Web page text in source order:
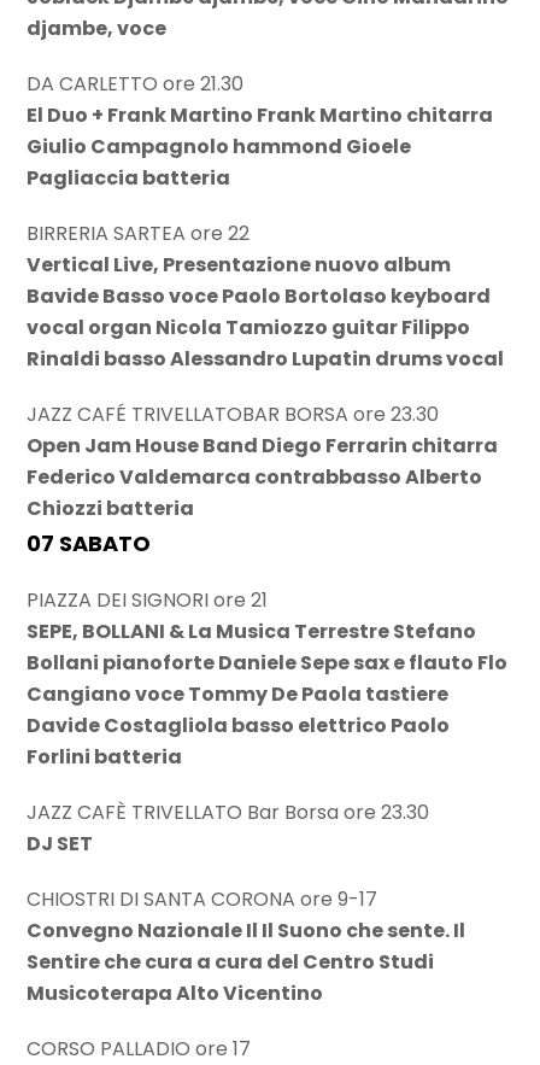
djambe, voce
DA CARLETTO ore 21.30
El Duo + Frank Martino Frank Martino chitarra
Giulio Campagnolo hammond Gioele
Pagliaccia batteria
BIRRERIA SARTEA ore 22
Vertical Live, Presentazione nuovo album
Bavide Basso voce Paolo Bortolaso keyboard
vocal organ Nicola Tamiozzo guitar Filippo
Rinaldi basso Alessandro Lupatin drums vocal
JAZZ CAFÉ TRIVELLATOBAR BORSA ore 23.30
Open Jam House Band Diego Ferrarin chitarra
Federico Valdemarca contrabbasso Alberto
Chiozzi batteria
07 SABATO
PIAZZA DEI SIGNORI ore 21
SEPE, BOLLANI & La Musica Terrestre Stefano
Bollani pianoforte Daniele Sepe sax e flauto Flo
Cangiano voce Tommy De Paola tastiere
Davide Costagliola basso elettrico Paolo
Forlini batteria
JAZZ CAFÈ TRIVELLATO Bar Borsa ore 23.30
DJ SET
CHIOSTRI DI SANTA CORONA ore 9-17
Convegno Nazionale Il Il Suono che sente. Il
Sentire che cura a cura del Centro Studi
Musicoterapa Alto Vicentino
CORSO PALLADIO ore 17